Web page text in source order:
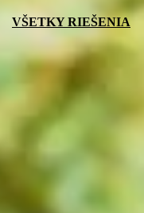
VŠETKY RIEŠENIA